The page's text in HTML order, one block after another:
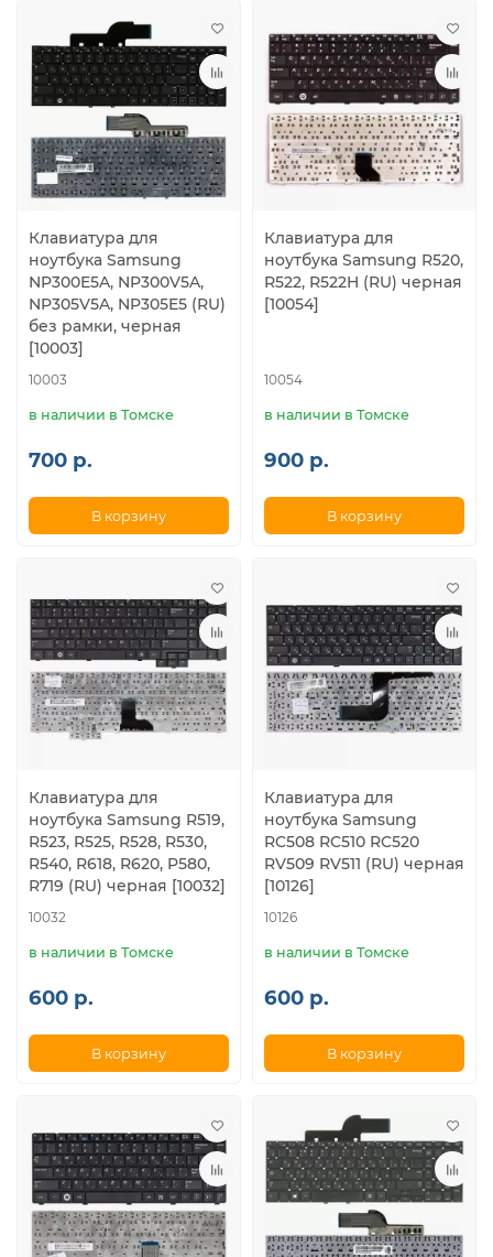
Клавиатура для
ноутбука Samsung
NP300E5A, NP300V5A,
NP305V5A, NP305E5 (RU)
без рамки, черная
[10003]
10003
в наличии в Томске
700 р.
В корзину
Клавиатура для
ноутбука Samsung R520,
R522, R522H (RU) черная
[10054]
10054
в наличии в Томске
900 р.
В корзину
Клавиатура для
ноутбука Samsung R519,
R523, R525, R528, R530,
R540, R618, R620, P580,
R719 (RU) черная [10032]
10032
в наличии в Томске
600 р.
В корзину
Клавиатура для
ноутбука Samsung
RC508 RC510 RC520
RV509 RV511 (RU) черная
[10126]
10126
в наличии в Томске
600 р.
В корзину